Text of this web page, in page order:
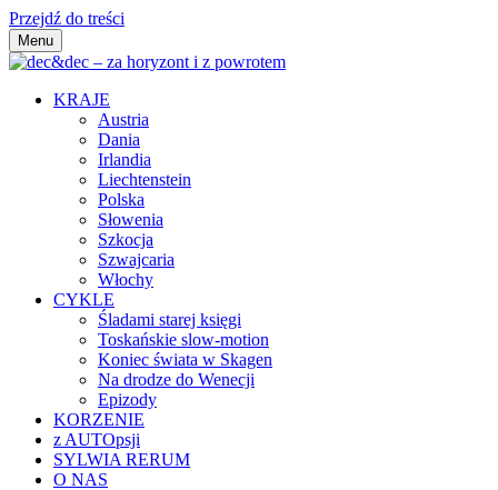
Przejdź do treści
dec&dec – za horyzont i z powrotem
Menu
KRAJE
Austria
Dania
Irlandia
Liechtenstein
Polska
Słowenia
Szkocja
Szwajcaria
Włochy
CYKLE
Śladami starej księgi
Toskańskie slow-motion
Koniec świata w Skagen
Na drodze do Wenecji
Epizody
KORZENIE
z AUTOpsji
SYLWIA RERUM
O NAS